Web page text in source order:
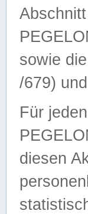
sowie
/679)
Für
diesen